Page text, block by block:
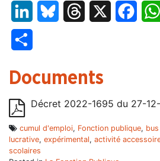
LinkedInBluesky Threads
Documents
Décret 2022-1695 du 27-
cumul d'emploi, Fonction publique,
lucrative, expérimental, activité
scolaires